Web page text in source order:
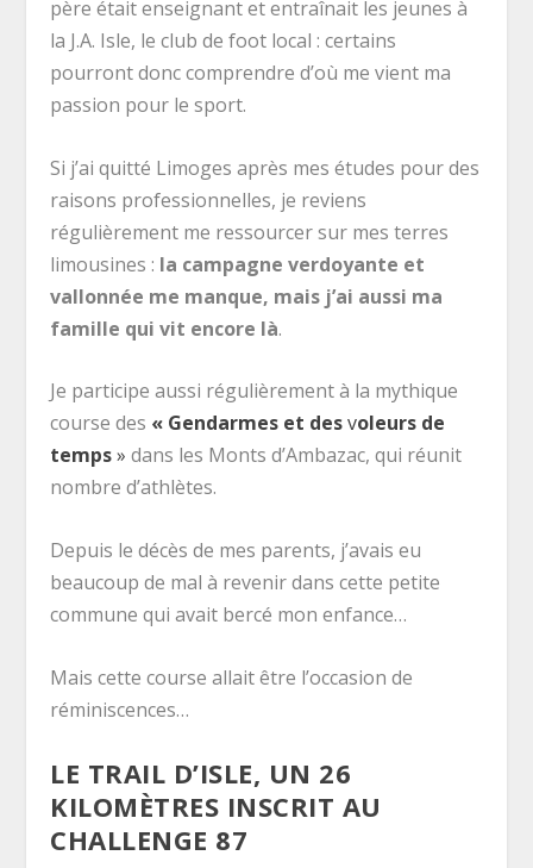
père était enseignant et entraînait les jeunes à
la J.A. Isle, le club de foot local : certains
pourront donc comprendre d’où me vient ma
passion pour le sport.
Si j’ai quitté Limoges après mes études pour des
raisons professionnelles, je reviens
régulièrement me ressourcer sur mes terres
limousines : la campagne verdoyante et
vallonnée me manque, mais j’ai aussi ma
famille qui vit encore là.
Je participe aussi régulièrement à la mythique
course des « Gendarmes et desvoleurs de
temps» dans les Monts d’Ambazac, qui réunit
nombre d’athlètes.
Depuis le décès de mes parents, j’avais eu
beaucoup de mal à revenir dans cette petite
commune qui avait bercé mon enfance…
Mais cette course allait être l’occasion de
réminiscences…
LE TRAIL D’ISLE, UN 26
KILOMÈTRES INSCRIT AU
CHALLENGE 87